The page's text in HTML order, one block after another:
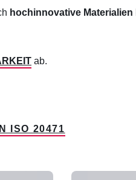
hochinnovative Materialien
ab.
ISO 20471